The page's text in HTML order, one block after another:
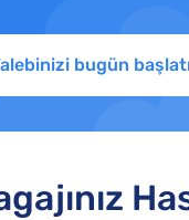
bugün